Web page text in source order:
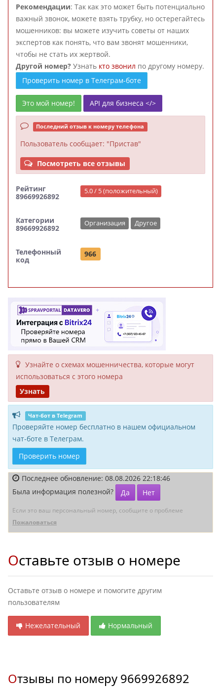
Рекомендации: Так как это может быть потенциально
важный звонок, можете взять трубку, но остерегайтесь
мошенников: вы можете изучить советы от наших
экспертов как понять, что вам звонят мошенники,
чтобы не стать их жертвой.
Другой номер? Узнать кто звонил по другому номеру.
Проверить номер в Телеграм-боте
Это мой номер! API для бизнеса </>
Последний отзыв к номеру телефона
Пользователь сообщает: "Пристав"
Посмотреть все отзывы
Рейтинг
89669926892
5.0 / 5 (положительный)
Категории
89669926892
Организация Другое
Телефонный
код
966
Узнайте о схемах мошенни­чества, кото­рые могут
исполь­зоваться с этого номера
Узнать
Чат-бот в Telegram
Проверяйте номер бесплатно в нашем официальном
чат-боте в Телеграм.
Проверить номер
Последнее обновление: 08.08.2026 22:18:46
Была информация полезной?
Да Нет
Если это ваш персональный номер, сообщите о проблеме
Пожаловаться
Оставьте отзыв о номере
Оставьте отзыв о номере и помогите другим
пользователям
Нежелательный Нормальный
Отзывы по номеру 9669926892